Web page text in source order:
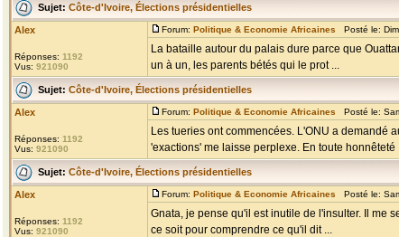
Sujet: Côte-d'Ivoire, Élections présidentielles
Alex
Réponses: 1192
Vus: 921090
Forum: Politique & Economie Africaines Posté le:
La bataille autour du palais dure parce que
un à un, les parents bétés qui le prot ...
Sujet: Côte-d'Ivoire, Élections présidentielles
Alex
Réponses: 1192
Vus: 921090
Forum: Politique & Economie Africaines Posté le:
Les tueries ont commencées. L'ONU a demandé
'exactions' me laisse perplexe. En toute honnêteté
Sujet: Côte-d'Ivoire, Élections présidentielles
Alex
Réponses: 1192
Vus: 921090
Forum: Politique & Economie Africaines Posté le:
Gnata, je pense qu'il est inutile de l'insulter. Il me
ce soit pour comprendre ce qu'il dit ...